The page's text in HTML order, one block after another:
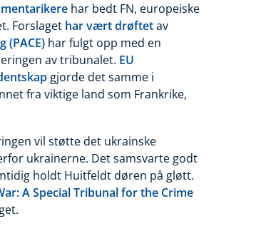
har bedt FN, europeiske
Forslaget har vært drøftetav
(PACE) har fulgt opp med en
avtribunalet. EU
gjorde det samme i
fra viktige land som Frankrike,
vil støtte det ukrainske
ukrainerne. Det samsvarte godt
holdt Huitfeldt døren på gløtt.
A Special Tribunal for the Crime